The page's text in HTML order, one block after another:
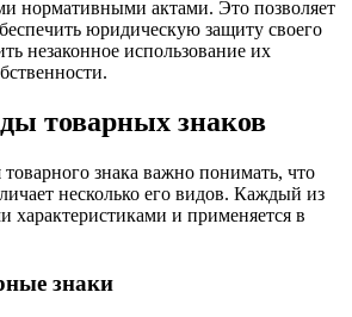
нормативными актами. Это позволяет
юридическую защиту своего
незаконное использование их
товарных знаков
знака важно понимать, что
несколько его видов. Каждый из
характеристиками и применяется в
знаки